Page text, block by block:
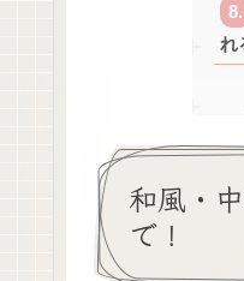
れ
和風・
で！